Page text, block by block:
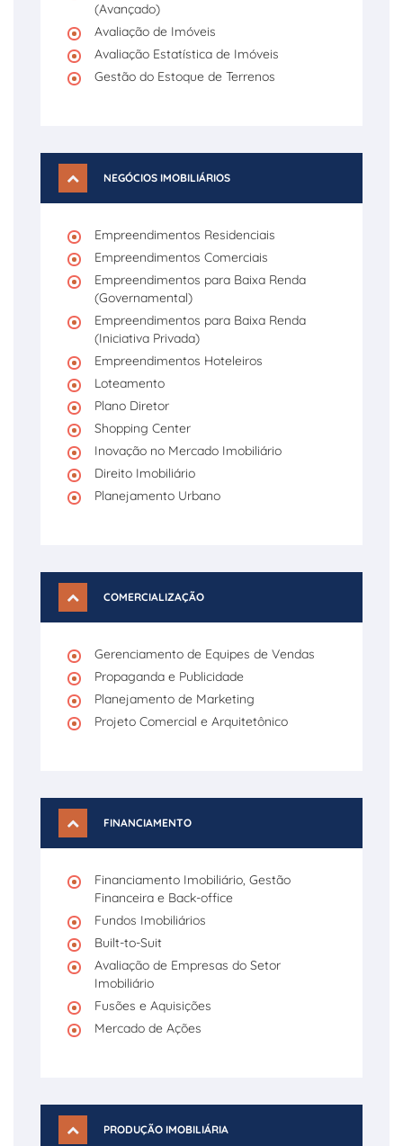
(Avançado)
Avaliação de Imóveis
Avaliação Estatística de Imóveis
Gestão do Estoque de Terrenos
NEGÓCIOS IMOBILIÁRIOS
Empreendimentos Residenciais
Empreendimentos Comerciais
Empreendimentos para Baixa Renda
(Governamental)
Empreendimentos para Baixa Renda
(Iniciativa Privada)
Empreendimentos Hoteleiros
Loteamento
Plano Diretor
Shopping Center
Inovação no Mercado Imobiliário
Direito Imobiliário
Planejamento Urbano
COMERCIALIZAÇÃO
Gerenciamento de Equipes de Vendas
Propaganda e Publicidade
Planejamento de Marketing
Projeto Comercial e Arquitetônico
FINANCIAMENTO
Financiamento Imobiliário, Gestão
Financeira e Back-office
Fundos Imobiliários
Built-to-Suit
Avaliação de Empresas do Setor
Imobiliário
Fusões e Aquisições
Mercado de Ações
PRODUÇÃO IMOBILIÁRIA